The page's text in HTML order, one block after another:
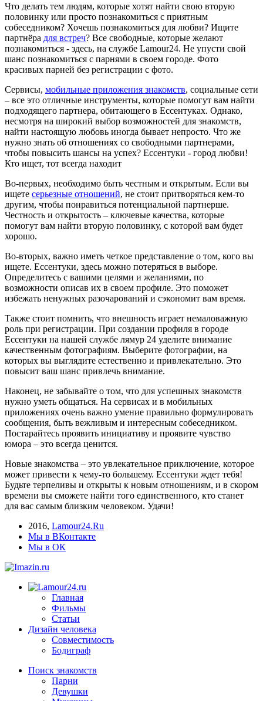
Что делать тем людям, которые хотят найти свою вторую
половинку или просто познакомиться с приятным
собеседником? Хочешь познакомиться для любви? Ищите
партнёра для встреч? Все свободные, которые желают
познакомиться - здесь, на службе Lamour24. Не упусти свой
шанс познакомиться с парнями в своем городе. Фото
красивых парней без регистрации с фото.
Сервисы, мобильные приложения знакомств, социальные сети
– все это отличные инструменты, которые помогут вам найти
подходящего партнера, обитающего в Ессентуках. Однако,
несмотря на широкий выбор возможностей для знакомств,
найти настоящую любовь иногда бывает непросто. Что же
нужно знать об отношениях со свободными партнерами,
чтобы повысить шансы на успех? Ессентуки - город любви!
Кто ищет, тот всегда находит
Во-первых, необходимо быть честным и открытым. Если вы
ищете серьезные отношений, не стоит притворяться кем-то
другим, чтобы понравиться потенциальной партнерше.
Честность и открытость – ключевые качества, которые
помогут вам найти вторую половинку, с которой вам будет
хорошо.
Во-вторых, важно иметь четкое представление о том, кого вы
ищете. Ессентуки, здесь можно потеряться в выборе.
Определитесь с вашими целями и желаниями, по
возможности описав их в своем профиле. Это поможет
избежать ненужных разочарований и сэкономит вам время.
Также стоит помнить, что внешность играет немаловажную
роль при регистрации. При создании профиля в городе
Ессентуки на нашей службе лямур 24 уделите внимание
качественным фотографиям. Выберите фотографии, на
которых вы выглядите естественно и привлекательно. Это
повысит ваш шанс привлечь внимание.
Наконец, не забывайте о том, что для успешных знакомств
нужно уметь общаться. На сервисах и в мобильных
приложениях очень важно умение правильно формулировать
сообщения, быть вежливым и интересным собеседником.
Постарайтесь проявить инициативу и проявите чувство
юмора – это всегда ценится.
Новые знакомства – это увлекательное приключение, которое
может привести к чему-то большему. Ессентуки ждет тебя!
Будьте терпеливы и открыты к новым отношениям, и в скором
времени вы сможете найти того единственного, кто станет
для вас самым близким человеком. Удачи!
2016, Lamour24.Ru
Мы в ВКонтакте
Мы в ОК
Главная
Фильмы
Статьи
Дизайн человека
Совместимость
Бодиграф
Поиск знакомств
Парни
Девушки